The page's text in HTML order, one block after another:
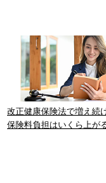
改正健康保険法で増え続
保険料負担はいくら上が